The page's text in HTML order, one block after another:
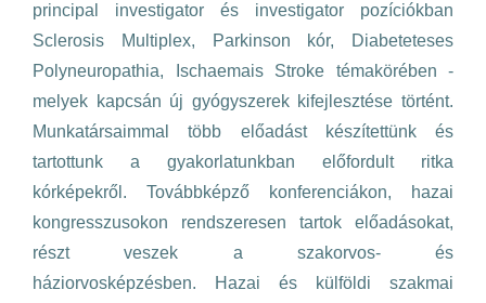
principal investigator és investigator pozíciókban
Sclerosis Multiplex, Parkinson kór, Diabeteteses
Polyneuropathia, Ischaemais Stroke témakörében -
melyek kapcsán új gyógyszerek kifejlesztése történt.
Munkatársaimmal több előadást készítettünk és
tartottunk a gyakorlatunkban előfordult ritka
kórképekről. Továbbképző konferenciákon, hazai
kongresszusokon rendszeresen tartok előadásokat,
részt veszek a szakorvos- és
háziorvosképzésben. Hazai és külföldi szakmai